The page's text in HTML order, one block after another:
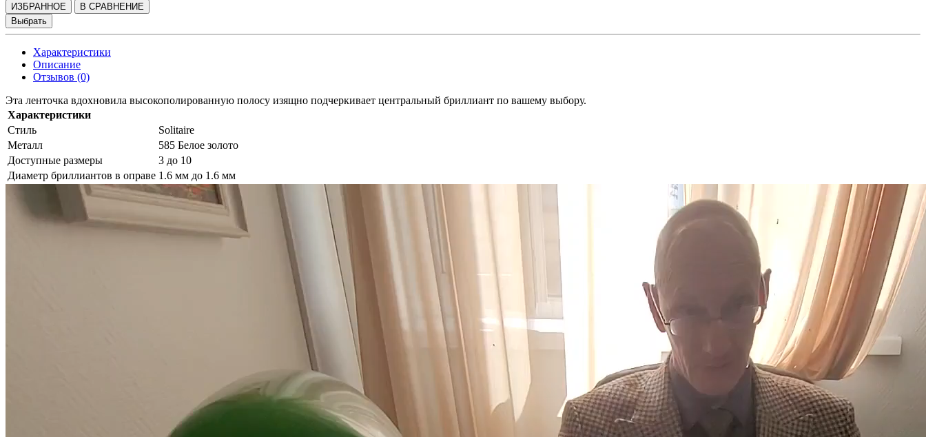
ИЗБРАННОЕ
В СРАВНЕНИЕ
Выбрать
Характеристики
Описание
Отзывов (0)
Эта ленточка вдохновила высокополированную полосу изящно подчеркивает центральный бриллиант по вашему выбору.
Характеристики
Стиль
Solitaire
Металл
585 Белое золото
Доступные размеры
3 до 10
Диаметр бриллиантов в оправе 1.6 мм до 1.6 мм